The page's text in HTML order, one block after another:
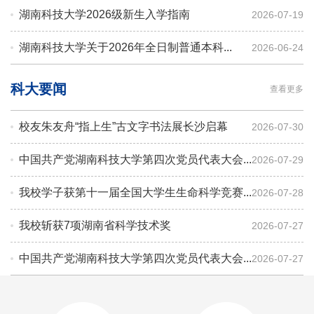
湖南科技大学2026级新生入学指南 2026-07-19
湖南科技大学关于2026年全日制普通本科... 2026-06-24
科大要闻 查看更多
校友朱友舟“指上生”古文字书法展长沙启幕 2026-07-30
中国共产党湖南科技大学第四次党员代表大会...2026-07-29
我校学子获第十一届全国大学生生命科学竞赛...2026-07-28
我校斩获7项湖南省科学技术奖 2026-07-27
中国共产党湖南科技大学第四次党员代表大会...2026-07-27